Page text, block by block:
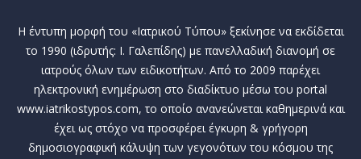
Η έντυπη μορφή του «Ιατρικού Τύπου» ξεκίνησε να εκδίδεται
το 1990 (ιδρυτής: Ι. Γαλεπίδης) με πανελλαδική διανομή σε
ιατρούς όλων των ειδικοτήτων. Από το 2009 παρέχει
ηλεκτρονική ενημέρωση στο διαδίκτυο μέσω του portal
www.iatrikostypos.com, το οποίο ανανεώνεται καθημερινά και
έχει ως στόχο να προσφέρει έγκυρη & γρήγορη
δημοσιογραφική κάλυψη των γεγονότων του κόσμου της